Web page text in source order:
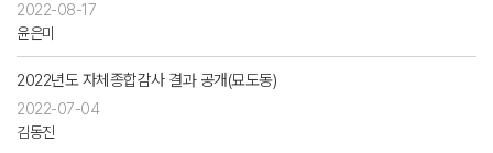
2022-08-17
윤은미
2022년도 자체종합감사 결과 공개(묘도동)
2022-07-04
김동진